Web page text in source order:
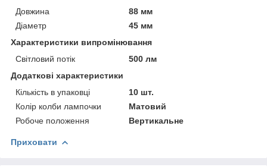
Довжина
88 мм
Діаметр
45 мм
Характеристики випромінювання
Світловий потік
500 лм
Додаткові характеристики
Кількість в упаковці
10 шт.
Колір колби лампочки
Матовий
Робоче положення
Вертикальне
Приховати